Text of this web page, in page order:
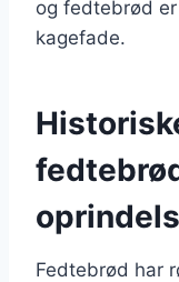
og fedtebrød
kagefade.
Fedtebrød har